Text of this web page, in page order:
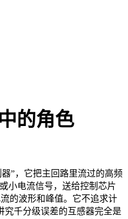
的角色
”，它把主回路里流过的高频
小电流信号，送给控制芯片
的波形和峰值。它不追求计
究千分级误差的互感器完全是